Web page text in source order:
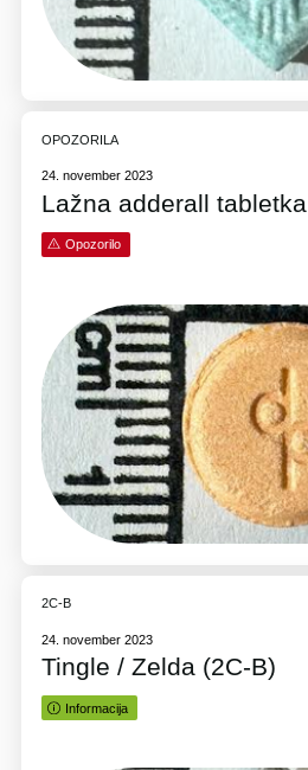
OPOZORILA
24. november 2023
Lažna adderall tabletka
Opozorilo
2C-B
24. november 2023
Tingle / Zelda (2C-B)
Informacija